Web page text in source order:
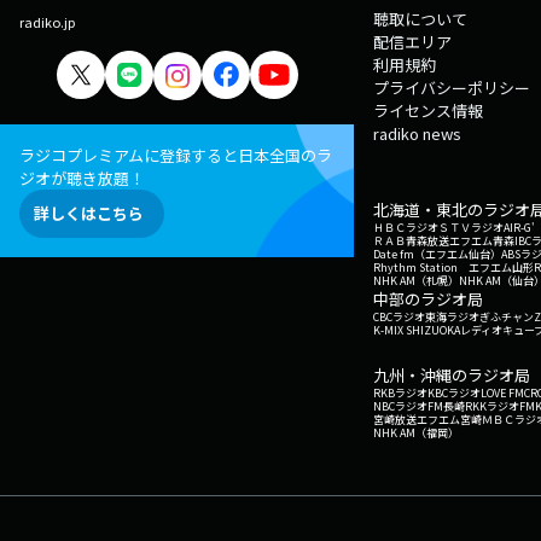
radiko.jp
ラジコプレミアムに登録すると日本全国のラ
ジオが聴き放題！
詳しくはこちら
聴取について
配信エリア
利用規約
プライバシーポリシー
ライセンス情報
radiko news
北海道・東北のラジオ
ＨＢＣラジオＳＴＶラジオAIR-G'
ＲＡＢ青森放送エフエム青森IBC
Date fm（エフエム仙台） ABSラ
Rhythm Station エフエム山形
NHK AM（札幌） NHK AM（仙台
中部のラジオ局
CBCラジオ東海ラジオぎふチャン
K-MIX SHIZUOKAレディオキュー
九州・沖縄のラジオ局
RKBラジオKBCラジオLOVE FM
NBCラジオFM長崎RKKラジオ
宮崎放送エフエム宮崎ＭＢＣラジ
NHK AM（福岡）